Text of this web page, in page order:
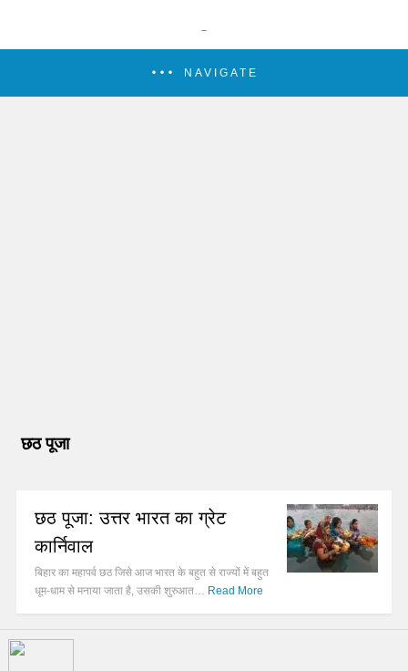
NAVIGATE
छठ पूजा
छठ पूजा: उत्तर भारत का ग्रेट
कार्निवाल
बिहार का महापर्व छठ जिसे आज भारत के बहुत से राज्यों में बहुत
धूम-धाम से मनाया जाता है, उसकी शुरुआत… Read More